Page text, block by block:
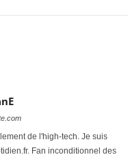
de l'high-tech. Je suis
Fan inconditionnel des